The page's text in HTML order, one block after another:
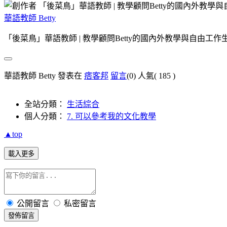
華語教師 Betty
「後菜鳥」華語教師 | 教學顧問Betty的國內外教學與自由工作
華語教師 Betty 發表在 痞客邦 留言(0) 人氣( 185 )
全站分類： 生活綜合
個人分類： 7. 可以參考我的文化教學
▲top
載入更多
公開留言 私密留言
發佈留言